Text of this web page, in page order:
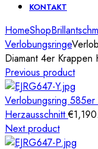
KONTAKT
HomeShop
Verlobungsringe
Diamant 4er Krappen
Previous product
Verlobungsring
Herzausschnitt€
Next product